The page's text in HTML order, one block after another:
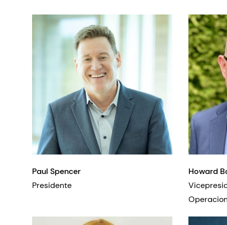
Paul Spencer
Presidente
Howard